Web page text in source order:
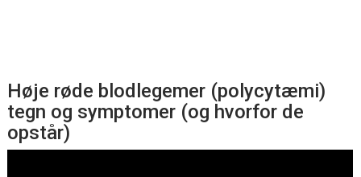
Høje røde blodlegemer (polycytæmi)
tegn og symptomer (og hvorfor de
opstår)